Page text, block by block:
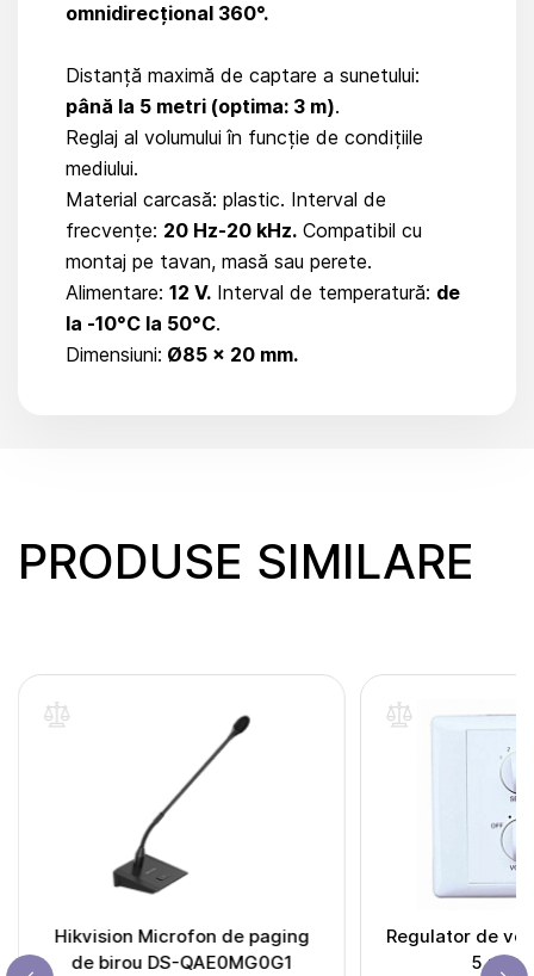
omnidirecțional 360°.
Distanță maximă de captare a sunetului:
până la 5 metri (optima: 3 m).
Reglaj al volumului în funcție de condițiile
mediului.
Material carcasă: plastic. Interval de
frecvențe: 20 Hz-20 kHz. Compatibil cu
montaj pe tavan, masă sau perete.
Alimentare: 12 V. Interval de temperatură: de
la -10°C la 50°C.
Dimensiuni: Ø85 x 20 mm.
PRODUSE SIMILARE
Hikvision Microfon de paging
de birou DS-QAE0MG0G1
Regulator de
5 zone